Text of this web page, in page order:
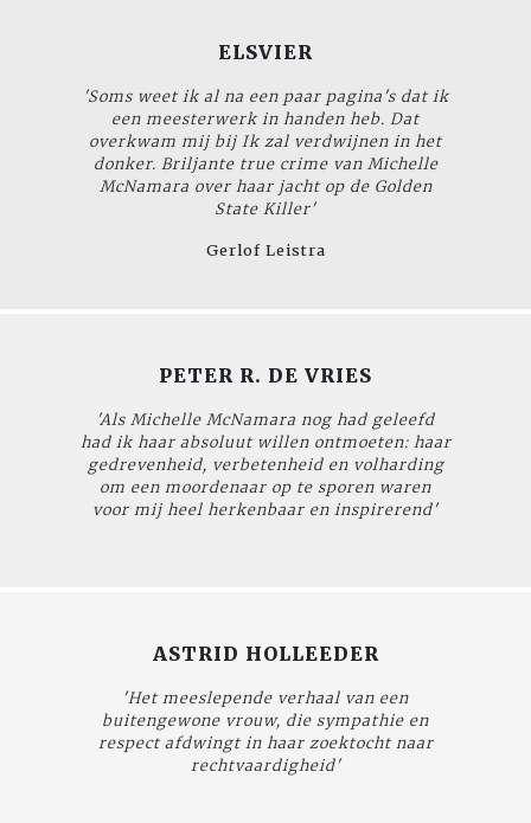
ELSVIER
'Soms weet ik al na een paar pagina's dat ik
een meesterwerk in handen heb. Dat
overkwam mij bij Ik zal verdwijnen in het
donker. Briljante true crime van Michelle
McNamara over haar jacht op de Golden
State Killer'
Gerlof Leistra
PETER R. DE VRIES
'Als Michelle McNamara nog had geleefd
had ik haar absoluut willen ontmoeten: haar
gedrevenheid, verbetenheid en volharding
om een moordenaar op te sporen waren
voor mij heel herkenbaar en inspirerend'
ASTRID HOLLEEDER
'Het meeslepende verhaal van een
buitengewone vrouw, die sympathie en
respect afdwingt in haar zoektocht naar
rechtvaardigheid'